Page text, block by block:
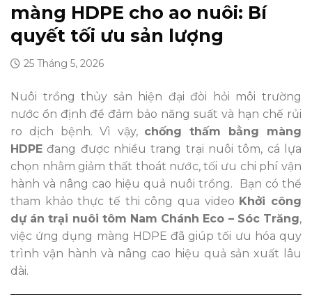
màng HDPE cho ao nuôi: Bí
quyết tối ưu sản lượng
25 Tháng 5, 2026
Nuôi trồng thủy sản hiện đại đòi hỏi môi trường
nước ổn định để đảm bảo năng suất và hạn chế rủi
ro dịch bệnh. Vì vậy, chống thấm bằng màng
HDPE đang được nhiều trang trại nuôi tôm, cá lựa
chọn nhằm giảm thất thoát nước, tối ưu chi phí vận
hành và nâng cao hiệu quả nuôi trồng. Bạn có thể
tham khảo thực tế thi công qua video Khởi công
dự án trại nuôi tôm Nam Chánh Eco – Sóc Trăng,
việc ứng dụng màng HDPE đã giúp tối ưu hóa quy
trình vận hành và nâng cao hiệu quả sản xuất lâu
dài.